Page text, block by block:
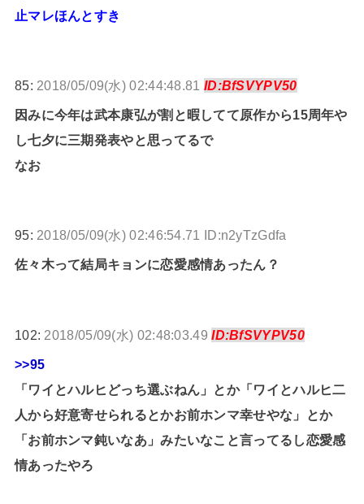
止マレほんとすき
85: 2018/05/09(水) 02:44:48.81 ID:BfSVYPV50
因みに今年は武本康弘が割と暇してて原作から15周年や
し七夕に三期発表やと思ってるで
なお
95: 2018/05/09(水) 02:46:54.71 ID:n2yTzGdfa
佐々木って結局キョンに恋愛感情あったん？
102: 2018/05/09(水) 02:48:03.49ID:BfSVYPV50
>>95
「ワイとハルヒどっち選ぶねん」とか「ワイとハルヒ二
人から好意寄せられるとかお前ホンマ幸せやな」とか
「お前ホンマ鈍いなあ」みたいなこと言ってるし恋愛感
情あったやろ